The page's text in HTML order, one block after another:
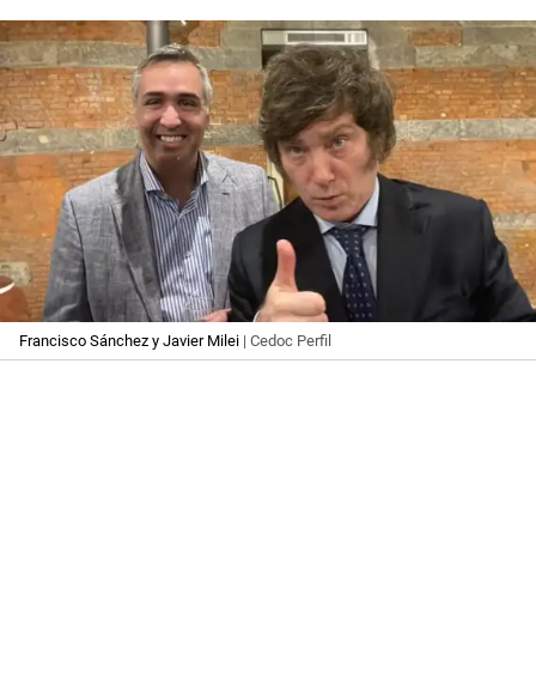
Francisco Sánchez y Javier Milei | Cedoc Perfil